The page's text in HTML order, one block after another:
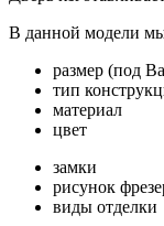
В данной модели
размер (под
тип
материал
цвет
замки
рисунок
виды отделки